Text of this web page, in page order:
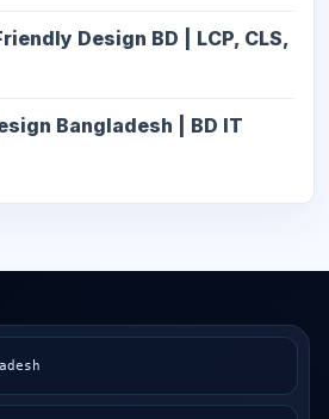
Design BD | LCP, CLS,
Bangladesh | BD IT